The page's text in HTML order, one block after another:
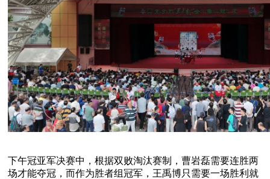
下午冠亚军决赛中，根据双败淘汰赛制，曹岩磊需要连胜两
场才能夺冠，而作为胜者组冠军，王禹博只需要一场胜利就